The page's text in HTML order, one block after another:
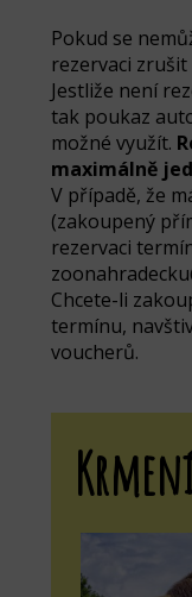
Pokud se
rezervaci
Jestliže není
tak poukaz
možné využít.
maximálně
V případě, že
(zakoupený
rezervaci
Chcete-li
termínu,
voucherů.